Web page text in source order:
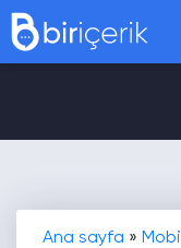
Ana sayfa » Mobil